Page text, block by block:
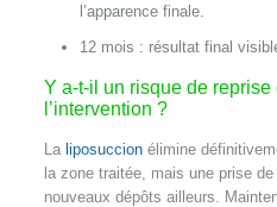
l’apparence finale.
12 mois : résultat final
Y a-t-il un risque de
l’intervention ?
La liposuccionélimine
la zone traitée, mais une prise
nouveaux dépôts ailleurs.